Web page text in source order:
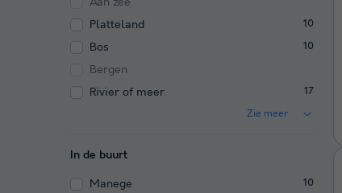
Platteland
10
Bos 10
Bergen
Rivier of meer
17
Zie meer
In de buurt
Manege 10